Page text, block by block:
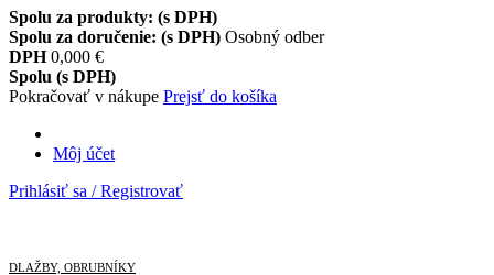
Spolu za produkty: (s DPH)
Spolu za doručenie: (s DPH) Osobný odber
DPH 0,000 €
Spolu (s DPH)
Pokračovať v nákupe Prejsť do košíka
Môj účet
Prihlásiť sa / Registrovať
DLAŽBY, OBRUBNÍKY